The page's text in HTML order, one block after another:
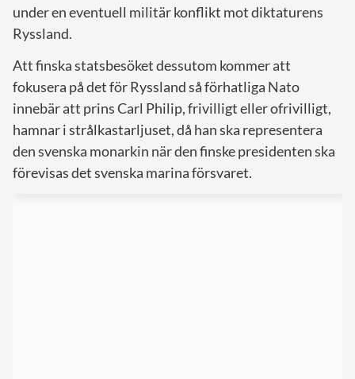
under en eventuell militär konflikt mot diktaturens
Ryssland.
Att finska statsbesöket dessutom kommer att
fokusera på det för Ryssland så förhatliga Nato
innebär att prins Carl Philip, frivilligt eller ofrivilligt,
hamnar i strålkastarljuset, då han ska representera
den svenska monarkin när den finske presidenten ska
förevisas det svenska marina försvaret.